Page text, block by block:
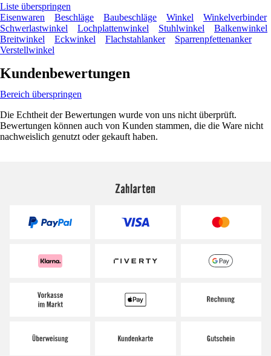
Liste überspringen
Eisenwaren
Beschläge Baubeschläge Winkel
Winkelverbinder
Schwerlastwinkel
Lochplattenwinkel Stuhlwinkel
Balkenwinkel
Breitwinkel
Eckwinkel Flachstahlanker
Sparrenpfettenanker
Verstellwinkel
Kundenbewertungen
Bereich überspringen
Die Echtheit der Bewertungen wurde von uns nicht überprüft.
Bewertungen können auch von Kunden stammen, die die Ware nicht
nachweislich genutzt oder gekauft haben.
Zahlarten